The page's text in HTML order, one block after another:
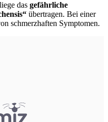
das gefährliche
übertragen. Bei einer
schmerzhaften Symptomen.